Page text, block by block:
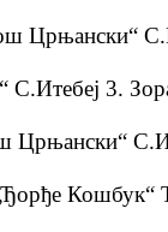
3.
Кошбук“